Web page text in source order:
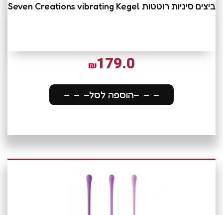
ביצים סיניות רוטטות Seven Creations vibrating Kegel
₪179.0
הוספה לסל